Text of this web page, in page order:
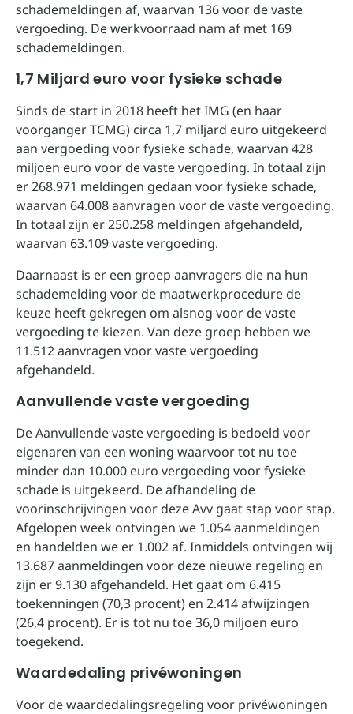
schademeldingen af, waarvan 136 voor de vaste
vergoeding. De werkvoorraad nam af met 169
schademeldingen.
1,7 Miljard euro voor fysieke schade
Sinds de start in 2018 heeft het IMG (en haar
voorganger TCMG) circa 1,7 miljard euro uitgekeerd
aan vergoeding voor fysieke schade, waarvan 428
miljoen euro voor de vaste vergoeding. In totaal zijn
er 268.971 meldingen gedaan voor fysieke schade,
waarvan 64.008 aanvragen voor de vaste vergoeding.
In totaal zijn er 250.258 meldingen afgehandeld,
waarvan 63.109 vaste vergoeding.
Daarnaast is er een groep aanvragers die na hun
schademelding voor de maatwerkprocedure de
keuze heeft gekregen om alsnog voor de vaste
vergoeding te kiezen. Van deze groep hebben we
11.512 aanvragen voor vaste vergoeding
afgehandeld.
Aanvullende vaste vergoeding
De Aanvullende vaste vergoeding is bedoeld voor
eigenaren van een woning waarvoor tot nu toe
minder dan 10.000 euro vergoeding voor fysieke
schade is uitgekeerd. De afhandeling de
voorinschrijvingen voor deze Avv gaat stap voor stap.
Afgelopen week ontvingen we 1.054 aanmeldingen
en handelden we er 1.002 af. Inmiddels ontvingen wij
13.687 aanmeldingen voor deze nieuwe regeling en
zijn er 9.130 afgehandeld. Het gaat om 6.415
toekenningen (70,3 procent) en 2.414 afwijzingen
(26,4 procent). Er is tot nu toe 36,0 miljoen euro
toegekend.
Waardedaling privéwoningen
Voor de waardedalingsregeling voor privéwoningen